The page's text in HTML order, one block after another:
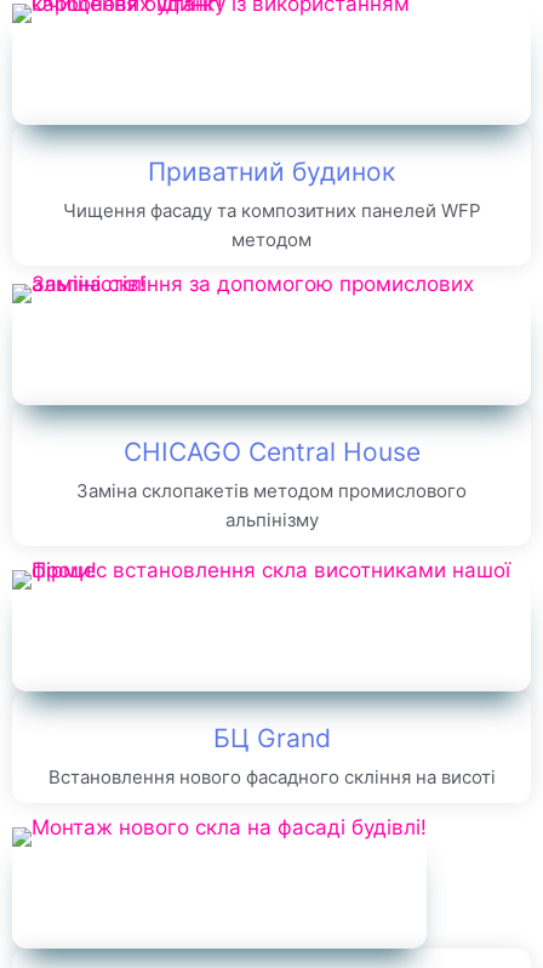
Приватний будинок
Чищення фасаду та композитних панелей WFP
методом
CHICAGO Central House
Заміна склопакетів методом промислового
альпінізму
БЦ Grand
Встановлення нового фасадного скління на висоті